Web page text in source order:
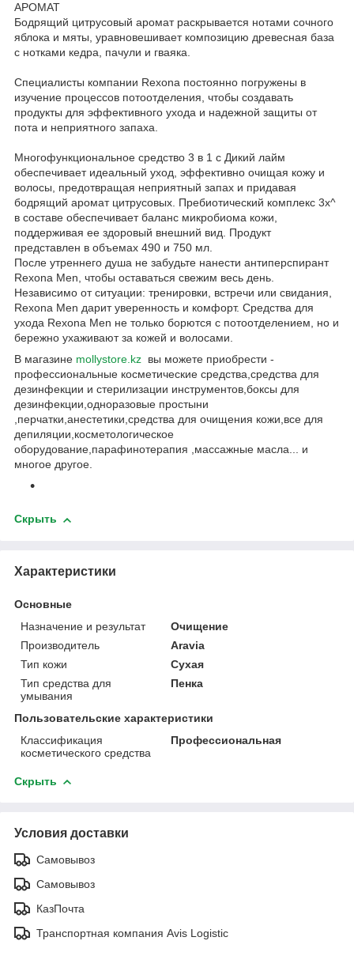
АРОМАТ
Бодрящий цитрусовый аромат раскрывается нотами сочного
яблока и мяты, уравновешивает композицию древесная база
с нотками кедра, пачули и гваяка.
Специалисты компании Rexona постоянно погружены в
изучение процессов потоотделения, чтобы создавать
продукты для эффективного ухода и надежной защиты от
пота и неприятного запаха.
Многофункциональное средство 3 в 1 с Дикий лайм
обеспечивает идеальный уход, эффективно очищая кожу и
волосы, предотвращая неприятный запах и придавая
бодрящий аромат цитрусовых. Пребиотический комплекс 3x^
в составе обеспечивает баланс микробиома кожи,
поддерживая ее здоровый внешний вид. Продукт
представлен в объемах 490 и 750 мл.
После утреннего душа не забудьте нанести антиперспирант
Rexona Men, чтобы оставаться свежим весь день.
Независимо от ситуации: тренировки, встречи или свидания,
Rexona Men дарит уверенность и комфорт. Средства для
ухода Rexona Men не только борются с потоотделением, но и
бережно ухаживают за кожей и волосами.
В магазине mollystore.kz вы можете приобрести -
профессиональные косметические средства,средства для
дезинфекции и стерилизации инструментов,боксы для
дезинфекции,одноразовые простыни
,перчатки,анестетики,средства для очищения кожи,все для
депиляции,косметологическое
оборудование,парафинотерапия ,массажные масла... и
многое другое.
Скрыть
Характеристики
Основные
Назначение и результат
Очищение
Производитель
Aravia
Тип кожи
Сухая
Тип средства для
умывания
Пенка
Пользовательские характеристики
Классификация
косметического средства
Профессиональная
Скрыть
Условия доставки
Самовывоз
Самовывоз
КазПочта
Транспортная компания Avis Logistic